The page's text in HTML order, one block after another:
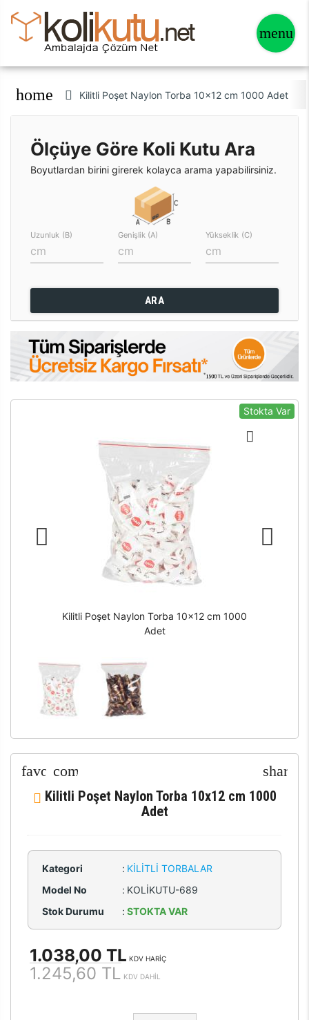
home Kilitli Poşet Naylon Torba 10x12 cm 1000 Adet
Ölçüye Göre Koli Kutu Ara
Boyutlardan birini girerek kolayca arama yapabilirsiniz.
Uzunluk (B) Genişlik (A) Yükseklik (C)
ARA
Stokta Var
Kilitli Poşet Naylon Torba 10x12 cm 1000
Adet
Kilitli Poşet Naylon Torba 10x12 cm 1000
Adet
Kategori : KILITLI TORBALAR
Model No
: KOLİKUTU-689
Stok Durumu
: STOKTA VAR
1.038,00 TL KDV HARİÇ
1.245,60 TL KDV DAHİL